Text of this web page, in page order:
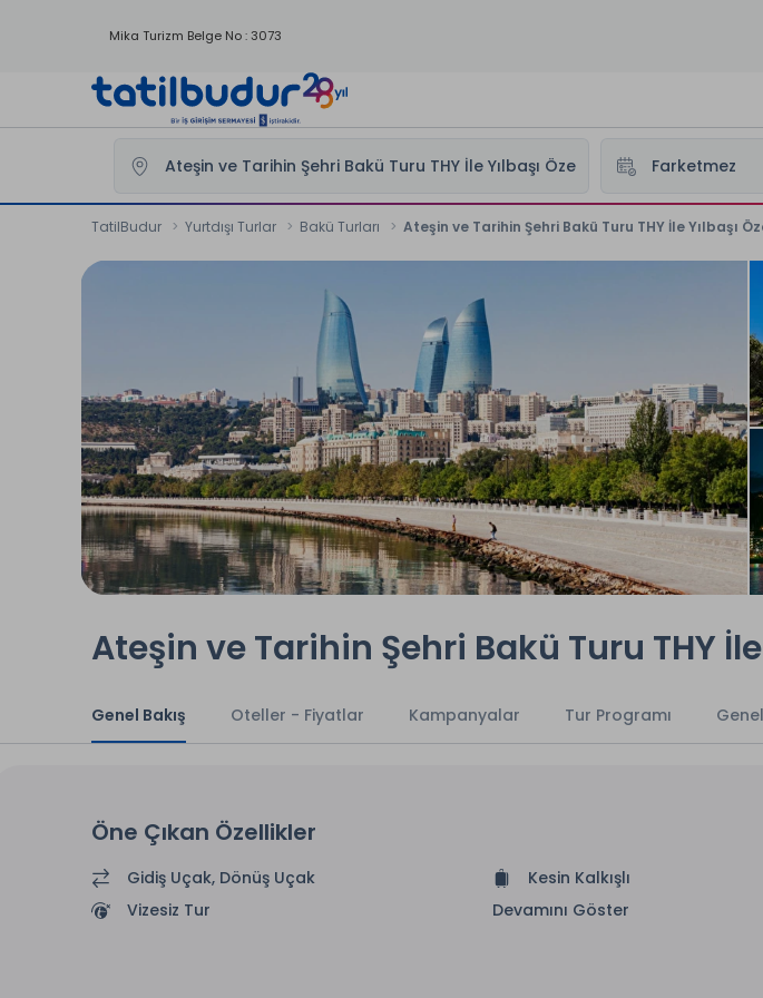
Mika Turizm Belge No : 3073
TatilBudur Yurtdışı Turlar Bakü Turları Ateşin ve Tarihin Şehri Bakü Turu THY İle Yılbaşı
Ateşin ve Tarihin Şehri Bakü Turu THY İle
Genel Bakış Oteller - Fiyatlar Kampanyalar Tur Programı
Öne Çıkan Özellikler
Gidiş Uçak, Dönüş Uçak
Kesin Kalkışlı
Vizesiz Tur
Devamını Göster